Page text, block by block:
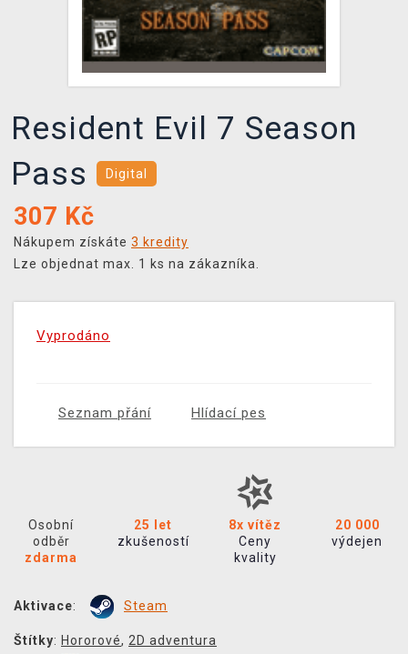
VÝKUP HER (BAZAR)
Resident Evil 7 Season
Pass
Digital
307 Kč
Nákupem získáte 3 kredity
Lze objednat max. 1 ks na zákazníka.
Vyprodáno
Seznam přání Hlídací pes
Osobní
odběr
zdarma
25 let
zkušeností
8x vítěz
Ceny
kvality
20 000
výdejen
Aktivace: Steam
Štítky: Hororové, 2D adventura